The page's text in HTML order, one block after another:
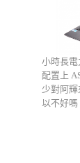
小時長電
配置上
少對阿
以不好嗎